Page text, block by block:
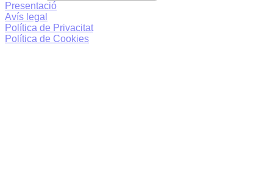
Presentació
Avís legal
Política de Privacitat
Política de Cookies